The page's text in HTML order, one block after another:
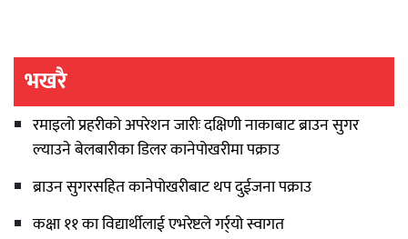
भखरै
रमाइलो प्रहरीको अपरेशन जारीः दक्षिणी नाकाबाट ब्राउन सुगर
ल्याउने बेलबारीका डिलर कानेपोखरीमा पक्राउ
ब्राउन सुगरसहित कानेपोखरीबाट थप दुईजना पक्राउ
कक्षा ११ का विद्यार्थीलाई एभरेष्टले गर्र्यो स्वागत